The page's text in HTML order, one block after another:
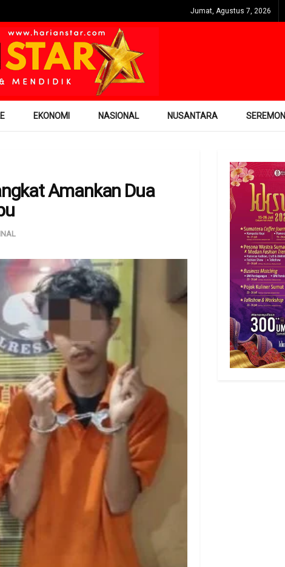
Jumat, Agustus 7, 2026
EKONOMI NASIONAL NUSANTARA SEREMONI
Amankan Dua